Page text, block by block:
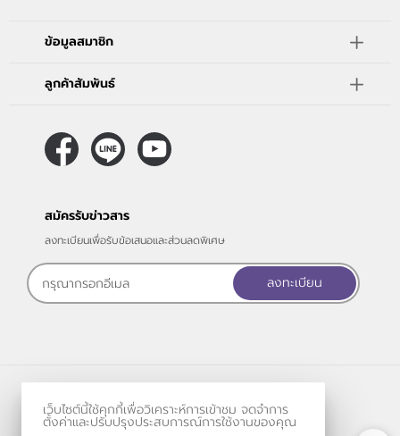
ข้อมูลสมาชิก
ลูกค้าสัมพันธ์
สมัครรับข่าวสาร
ลงทะเบียนเพื่อรับข้อเสนอและส่วนลดพิเศษ
ลงทะเบียน
และขายของออนไลน์โดย
เว็บไซต์นี้ใช้คุกกี้เพื่อวิเคราะห์การเข้าชม จดจำการ
ตั้งค่าและปรับปรุงประสบการณ์การใช้งานของคุณ